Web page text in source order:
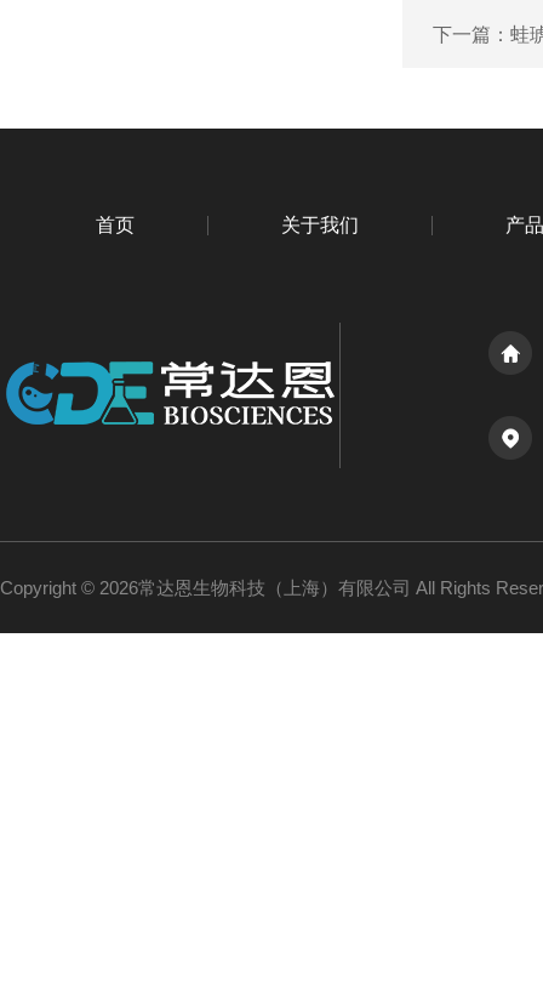
下一篇： 蛙
首页 关于我们 产
Copyright © 2026常达恩生物科技（上海）有限公司 All Rights